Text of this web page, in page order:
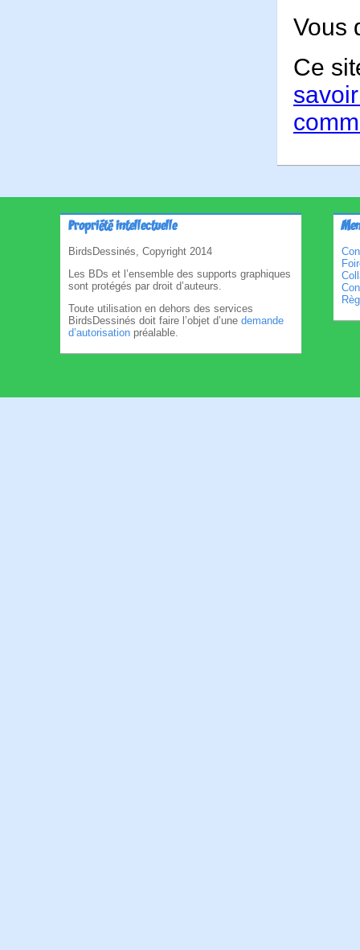
Vous
Ce
Propriété intellectuelle
BirdsDessinés, Copyright 2014
Les BDs et l’ensemble des supports graphiques
sont protégés par droit d’auteurs.
Toute utilisation en dehors des services
BirdsDessinés doit faire l’objet d’une demande
d’autorisation préalable.